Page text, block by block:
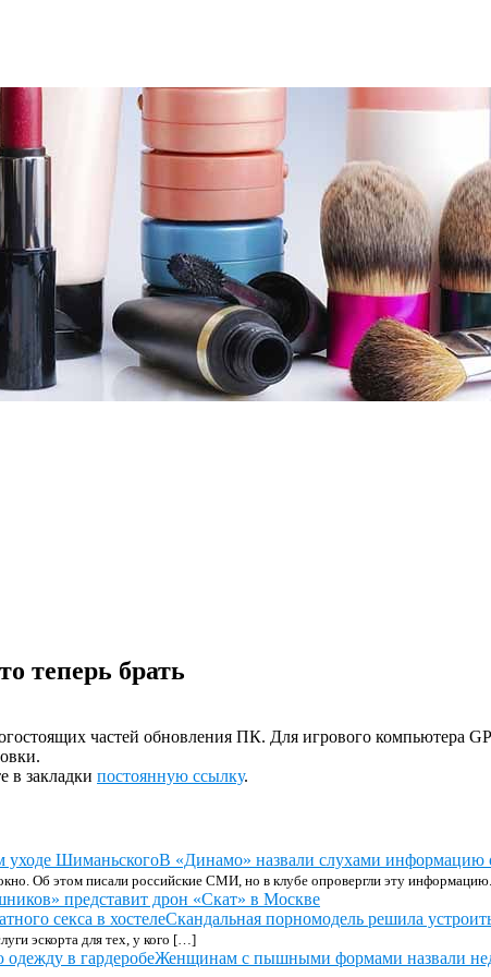
теперь брать
частей обновления ПК. Для игрового компьютера
в закладки постоянную ссылку.
В «Динамо» назвали слухами информацию
Об этом писали российские СМИ, но в клубе опровергли эту
представит дрон «Скат» в Москве
Скандальная порномодель решила
эскорта для тех, у кого […]
Женщинам с пышными формами назвали